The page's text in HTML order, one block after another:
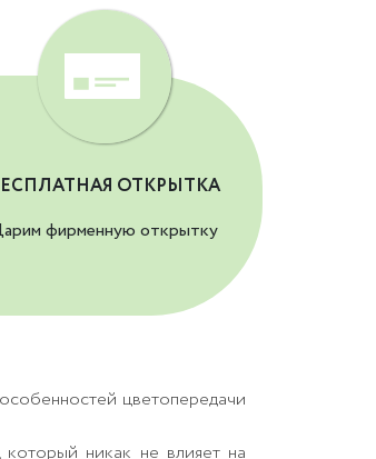
ОТКРЫТКА
фирменную открытку
цветопередачи
никак не влияет на